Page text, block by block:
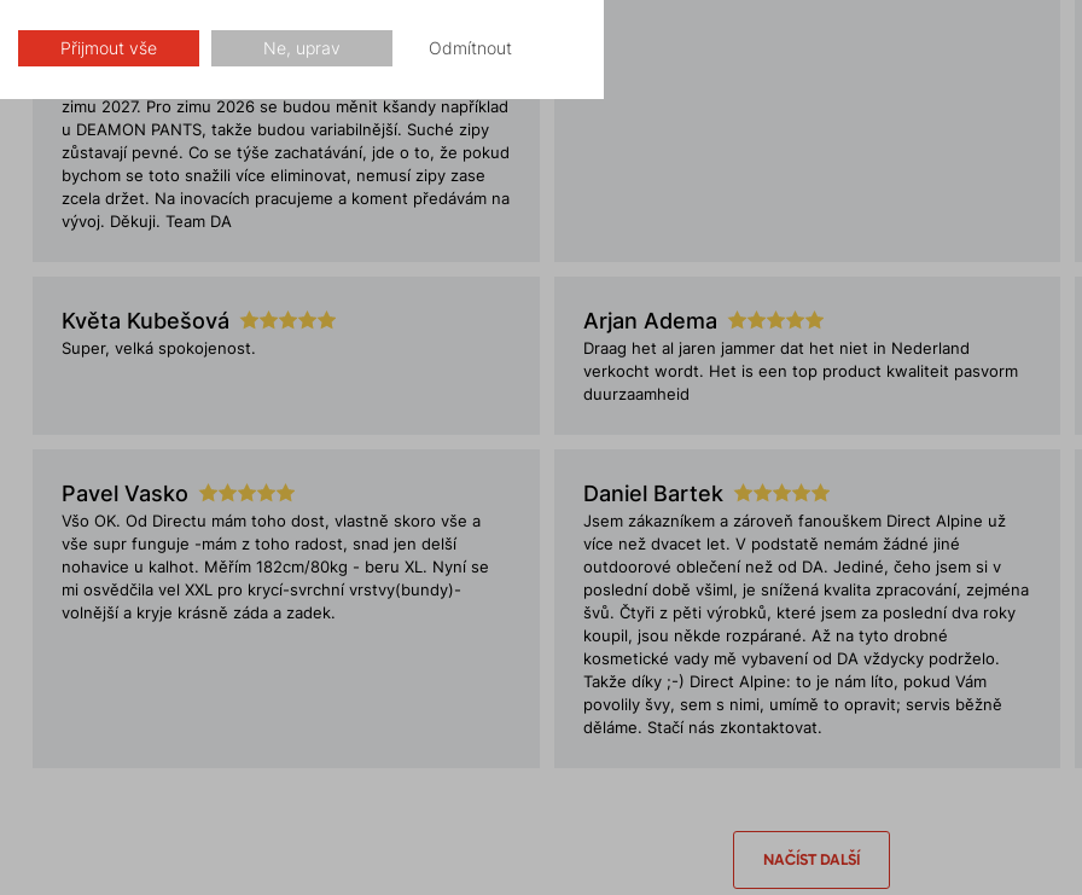
Vaše poznámky projednám s tvůrci a třeba najdeme nějaké
řešení alespoň části Vašich nápadů na zlepšení. Co se týče
zimu 2027. Pro zimu 2026 se budou měnit kšandy například
u DEAMON PANTS, takže budou variabilnější. Suché zipy
zůstavají pevné. Co se týše zachatávání, jde o to, že pokud
bychom se toto snažili více eliminovat, nemusí zipy zase
zcela držet. Na inovacích pracujeme a koment předávám na
vývoj. Děkuji. Team DA
Květa Kubešová
Super, velká spokojenost.
Arjan Adema
Draag het al jaren jammer dat het niet in Nederland
verkocht wordt. Het is een top product kwaliteit pasvorm
duurzaamheid
Pavel Vasko
Všo OK. Od Directu mám toho dost, vlastně skoro vše a
vše supr funguje -mám z toho radost, snad jen delší
nohavice u kalhot. Měřím 182cm/80kg - beru XL. Nyní se
mi osvědčila vel XXL pro krycí-svrchní vrstvy(bundy)-
volnější a kryje krásně záda a zadek.
Daniel Bartek
Jsem zákazníkem a zároveň fanouškem Direct Alpine už
více než dvacet let. V podstatě nemám žádné jiné
outdoorové oblečení než od DA. Jediné, čeho jsem si v
poslední době všiml, je snížená kvalita zpracování, zejména
švů. Čtyři z pěti výrobků, které jsem za poslední dva roky
koupil, jsou někde rozpárané. Až na tyto drobné
kosmetické vady mě vybavení od DA vždycky podrželo.
Takže díky ;-) Direct Alpine: to je nám líto, pokud Vám
povolily švy, sem s nimi, umímě to opravit; servis běžně
děláme. Stačí nás zkontaktovat.
NAČÍST DALŠÍ
Přijmout vše Ne, uprav Odmítnout